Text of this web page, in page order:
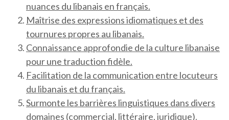
nuances du libanais en français.
Maîtrise des expressions idiomatiques et des
tournures propres au libanais.
Connaissance approfondie de la culture libanaise
pour une traduction fidèle.
Facilitation de la communication entre locuteurs
du libanais et du français.
Surmonte les barrières linguistiques dans divers
domaines (commercial, littéraire, juridique).